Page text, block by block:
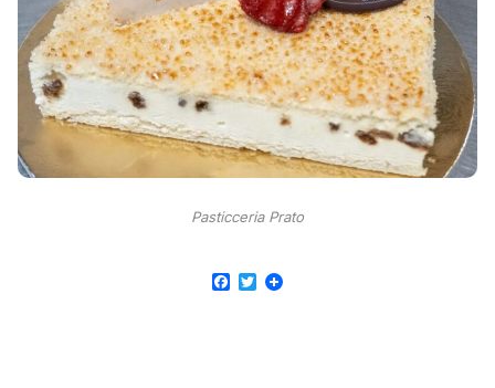
Pasticceria Prato
Facebook
Twitter